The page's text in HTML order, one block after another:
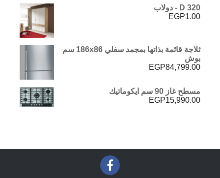
D 320 - دولاب
EGP1.00
ثلاجة قائمة بذاتها بمجمد سفلي 186x86 سم
بوش
EGP84,799.00
مسطح غاز 90 سم ايكوماتيك
EGP15,990.00